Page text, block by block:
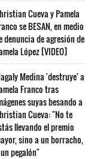
Cueva y Pamela
se BESAN, en medio
denuncia de agresión de
López [VIDEO]
Medina 'destruye' a
Franco tras
suyas besando a
Cueva: "No te
llevando el premio
sino a un borracho,
pegalón"